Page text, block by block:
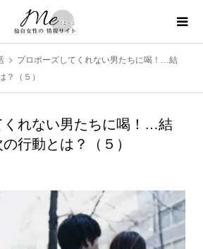
プロポーズしてくれない男たちに喝！…結
？（５）
くれない男たちに喝！…結
行動とは？（５）